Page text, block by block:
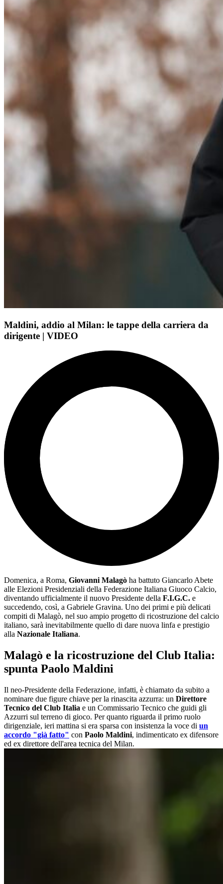
Maldini, addio al Milan: le tappe della carriera da
dirigente | VIDEO
Domenica, a Roma, Giovanni Malagò ha battuto Giancarlo Abete
alle Elezioni Presidenziali della Federazione Italiana Giuoco Calcio,
diventando ufficialmente il nuovo Presidente della F.I.G.C. e
succedendo, così, a Gabriele Gravina. Uno dei primi e più delicati
compiti di Malagò, nel suo ampio progetto di ricostruzione del calcio
italiano, sarà inevitabilmente quello di dare nuova linfa e prestigio
alla Nazionale Italiana.
Malagò e la ricostruzione del Club Italia:
spunta Paolo Maldini
Il neo-Presidente della Federazione, infatti, è chiamato da subito a
nominare due figure chiave per la rinascita azzurra: un Direttore
Tecnico del Club Italia e un Commissario Tecnico che guidi gli
Azzurri sul terreno di gioco. Per quanto riguarda il primo ruolo
dirigenziale, ieri mattina si era sparsa con insistenza la voce di un
accordo "già fatto" con Paolo Maldini, indimenticato ex difensore
ed ex direttore dell'area tecnica del Milan.